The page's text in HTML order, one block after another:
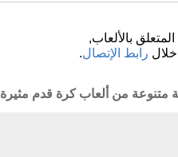
بالألعاب,
خلال رابط الإتصال.
متنوعة من ألعاب كرة قدم مثيرة